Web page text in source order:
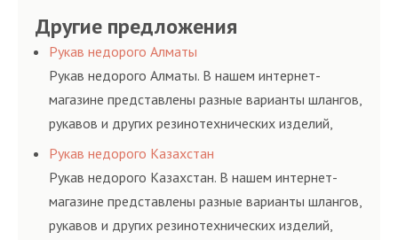
Другие предложения
Рукав недорого Алматы
Рукав недорого Алматы. В нашем интернет-
магазине представлены разные варианты шлангов,
рукавов и других резинотехнических изделий,
соответствующих ГОСТам, техническим условиям
и нормативам.
Рукав недорого Казахстан
Рукав недорого Казахстан. В нашем интернет-
магазине представлены разные варианты шлангов,
рукавов и других резинотехнических изделий,